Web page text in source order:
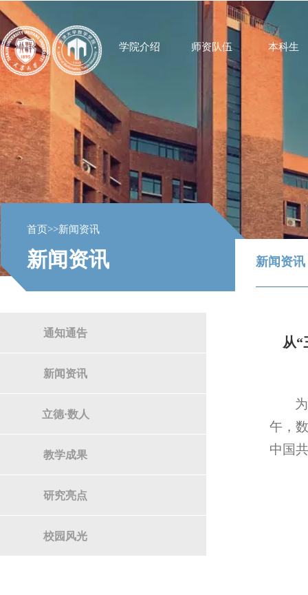
学院介绍 师资队伍 本科生
首页>>新闻资讯
新闻资讯
通知通告
新闻资讯
立德·数人
教学成果
研究亮点
校园风光
新闻资讯
从
午，
中国